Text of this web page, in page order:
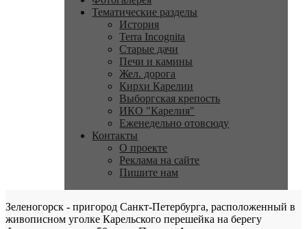
Тематические разделы
История
Terra Incognita
Старые дачи
Печи и камины
Жел. дорога
Кирхи Карелии
Выборгская крепость
ИКО "Карелия"
Еженедельно отовсюду
Контакты
О проекте
Реклама на сайте
Пишите нам
Зеленогорск - пригород Санкт-Петербурга, расположенный в
живописном уголке Карельского перешейка на берегу